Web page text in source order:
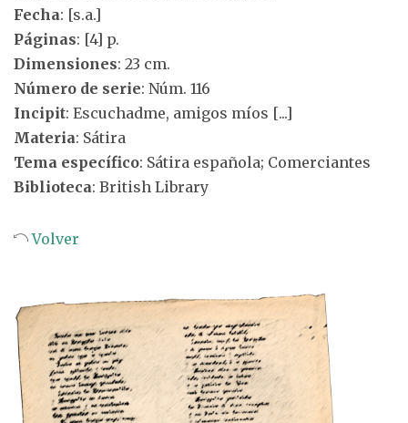
Fecha: [s.a.]
Páginas: [4] p.
Dimensiones: 23 cm.
Número de serie: Núm. 116
Incipit: Escuchadme, amigos míos [...]
Materia: Sátira
Tema específico: Sátira española; Comerciantes
Biblioteca: British Library
Volver